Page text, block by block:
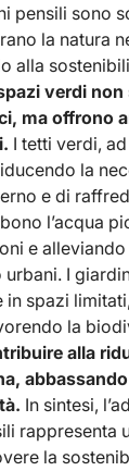
pensili sono
la natura
alla
verdi
ma offrono
I tetti verdi,
la
e di
l’acqua
e
I
in spazi
la
alla
In sintesi,
rappresenta
la